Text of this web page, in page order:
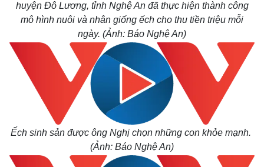
huyện Đô Lương, tỉnh Nghệ An đã thực hiện thành công
mô hình nuôi và nhân giống ếch cho thu tiền triệu mỗi
ngày. (Ảnh: Báo Nghệ An)
Ếch sinh sản được ông Nghị chọn những con khỏe mạnh.
(Ảnh: Báo Nghệ An)